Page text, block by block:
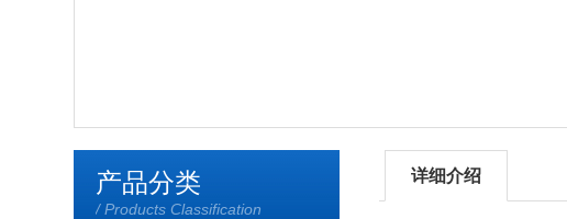
产品分类
/ Products Classification
详细介绍